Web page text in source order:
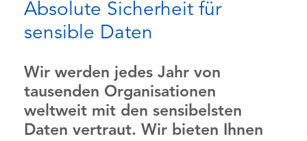
Absolute Sicherheit für
sensible Daten
Wir werden jedes Jahr von
tausenden Organisationen
weltweit mit den sensibelsten
Daten vertraut. Wir bieten Ihnen